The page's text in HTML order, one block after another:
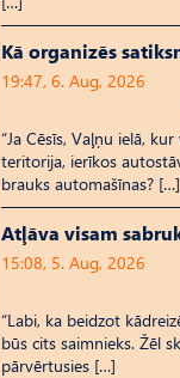
Kā organizēs
19:47, 6. Aug, 2026
“Ja Cēsīs, Vaļņu ielā,
teritorija, ierīkos
brauks automašīnas? […]
Atļāva visam
15:08, 5. Aug, 2026
“Labi, ka beidzot
būs cits saimnieks. Žēl
pārvērtusies […]